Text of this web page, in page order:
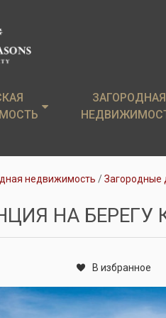
ЗАГОРОДНАЯ
ЗАГОРОДНАЯ
Земельные
Коттеджи в
недвижимость Загородные
НА
В избранное